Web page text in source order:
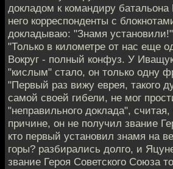
докладом к командиру
него корреспонденты с
докладываю: "Знамя
"Только в километре от нас еще
Вокруг - полный конфуз. У
"кислым" стало, он только одну
"Первый раз вижу еврея, такого
самой своей гибели, не мог
"неправильного доклада", считая,
причине, он не получил звание
кто первый установил знамя на
горы? разбирались долго, и
звание Героя Советского Союза